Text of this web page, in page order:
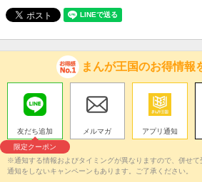
まんが王国のお得情報
友だち追加
限定クーポン
メルマガ アプリ通知
※通知する情報およびタイミングが異なりますので、併せ
通知をしないキャンペーンもあります。ご了承ください。